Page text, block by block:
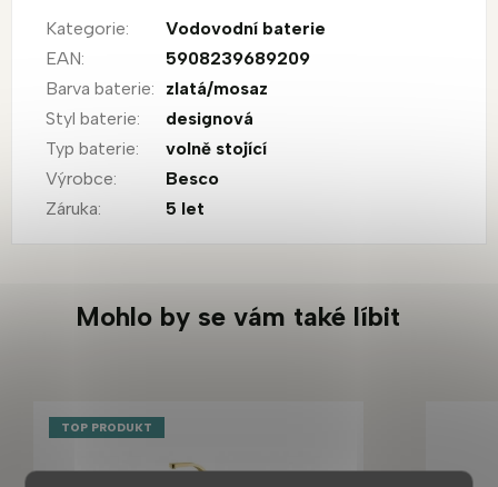
Kategorie:
Vodovodní baterie
EAN:
5908239689209
Barva baterie:
zlatá/mosaz
Styl baterie:
designová
Typ baterie:
volně stojící
Výrobce:
Besco
Záruka: 5 let
Mohlo by se vám také líbit
TOP PRODUKT